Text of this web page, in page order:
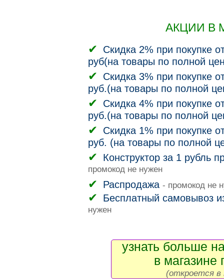
АКЦИИ В
Скидка 2% при покупке
руб(на товары по полной
Скидка 3% при покупке
руб.(на товары по полной
Скидка 4% при покупке
руб.(на товары по полной
Скидка 1% при покупке
руб. (на товары по полной
Конструктор за 1 рубль
промокод не нужен
Распродажа - промокод не
Бесплатный самовывоз
нужен
узнать больше
в магазине
(откроется в